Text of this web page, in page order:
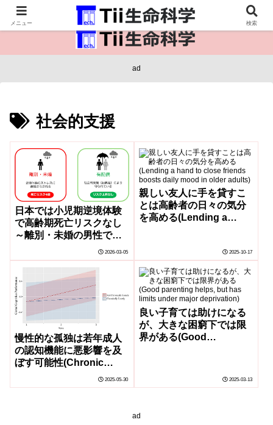
医療保健・生命・生物の情報インフラ。
ad
社会的支援
日本では小児期逆境体験
で高齢期死亡リスクなし
～離別・未婚の男性での
み強い関連、配偶者の存
在が影響を修飾～
2026-03-05
親しい友人に手を貸すこ
とは高齢者の日々の気分
を高める(Lending a
2025-10-17
慢性的な孤独は若年成人
の認知機能に悪影響を及
ぼす可能性(Chronic
loneliness may harm
cognitive health in
2025-05-30
良い子育ては助けになる
が、大きな困窮下では限
界がある(Good
2025-03-13
ad
メニュー 検索